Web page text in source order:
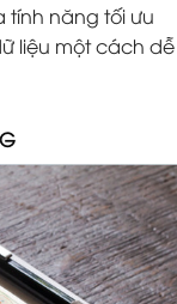
tính năng tối ưu
liệu một cách dễ